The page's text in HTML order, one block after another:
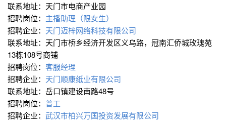
联系地址：天门市电商产业园
招聘岗位： 主播助理（限女生）
招聘企业： 天门迈梓网络科技有限公司
联系地址：天门市桥乡经济开发区义乌路，冠南汇侨城玫瑰苑
13栋108号商铺
招聘岗位： 客服经理
招聘企业： 天门顺康纸业有限公司
联系地址：岳口镇建设南路48号
招聘岗位： 普工
招聘企业： 武汉市柏兴万国投资发展有限公司